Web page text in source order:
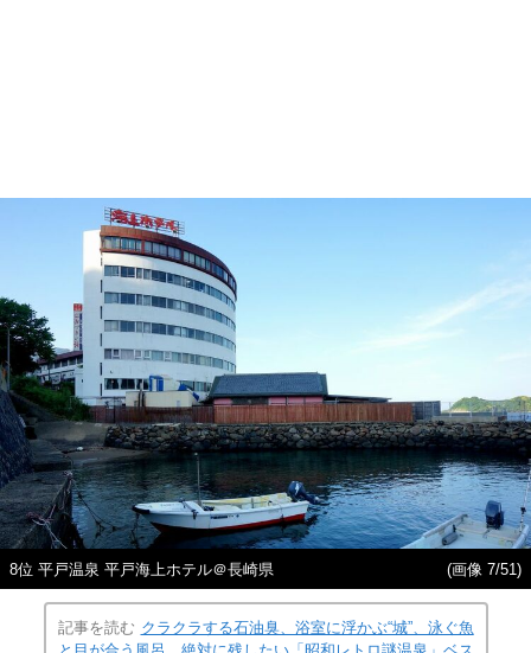
8位 平戸温泉 平戸海上ホテル＠長崎県 (画像 7/51)
記事を読む クラクラする石油臭、浴室に浮かぶ“城”、泳ぐ魚